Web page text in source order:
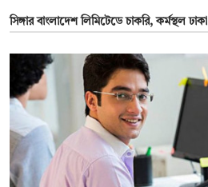
সিঙ্গার বাংলাদেশ লিমিটেডে চাকরি, কর্মস্থল ঢাকা